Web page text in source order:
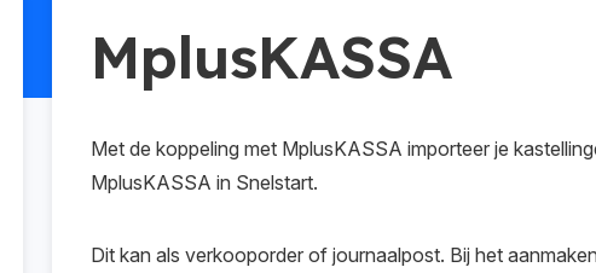
MplusKASSA
Met de koppeling met MplusKASSA importeer je
MplusKASSA in Snelstart.
Dit kan als verkooporder of journaalpost. Bij het